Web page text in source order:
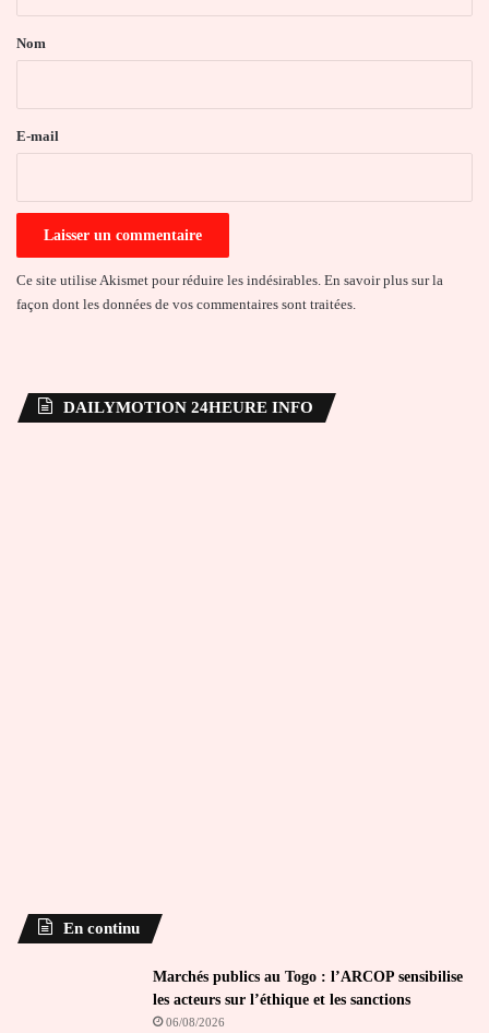
a
e
Nom
E-mail
Ce site utilise Akismet pour réduire les indésirables. En savoir plus sur la
façon dont les données de vos commentaires sont traitées.
DAILYMOTION 24HEURE INFO
En continu
Marchés publics au Togo : l’ARCOP sensibilise
les acteurs sur l’éthique et les sanctions
06/08/2026